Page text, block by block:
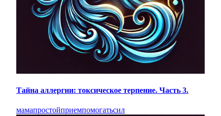
Тайна аллергии: токсическое терпение. Часть 3.
мамапростойприемпомогатьсил